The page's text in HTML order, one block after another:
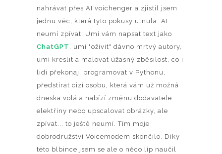
nahrávat přes AI voichenger a zjistil jsem
jednu věc, která tyto pokusy utnula. AI
neumí zpívat! Umí vám napsat text jako
ChatGPT
, umí "oživit" dávno mrtvý autory,
umí kreslit a malovat úžasný zběsilost, co i
lidi překonaj, programovat v Pythonu,
předstírat cizí osobu, která vám už možná
dneska volá a nabízí změnu dodavatele
elektřiny nebo upscalovat obrázky, ale
zpívat... to ještě neumí. Tím moje
dobrodružství Voicemodem skončilo. Díky
této blbince jsem se ale o něco líp naučil